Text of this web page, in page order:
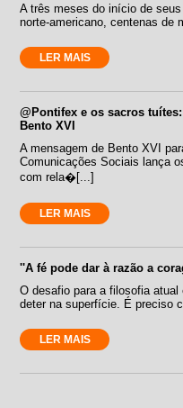
A três meses do início de
norte-americano, centenas de
LER MAIS
@Pontifex e os sacros
Bento XVI
A mensagem de Bento XVI
Comunicações Sociais lança
com rela�[...]
LER MAIS
''A fé pode dar à razão a
O desafio para a filosofia
deter na superfície. É preciso
LER MAIS